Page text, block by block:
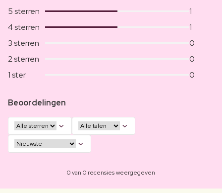
5 sterren
1
4 sterren
1
3 sterren
0
2 sterren
0
1 ster
0
Beoordelingen
0 van 0 recensies weergegeven